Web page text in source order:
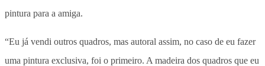
pintura para a amiga.
“Eu já vendi outros quadros, mas autoral assim, no caso de eu fazer
uma pintura exclusiva, foi o primeiro. A madeira dos quadros que eu